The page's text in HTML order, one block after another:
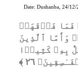
Date: Dushanba, 24/
فَمَا فَوۡقَهَاۚ
ٱلَّذِینَ
بِهِۦ كَثِیرࣰا